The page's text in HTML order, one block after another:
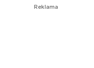
Reklama